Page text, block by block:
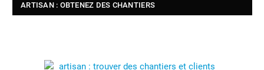
ARTISAN : OBTENEZ DES CHANTIERS